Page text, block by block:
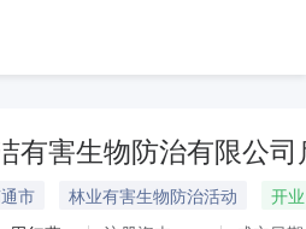
有害生物防治有限公司
市 林业有害生物防治活动
开业